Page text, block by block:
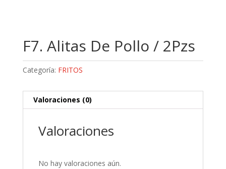
F7. Alitas De Pollo / 2Pzs
Categoría: FRITOS
Valoraciones (0)
Valoraciones
No hay valoraciones aún.